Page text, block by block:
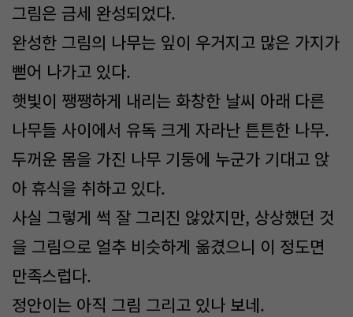
그림은 금세 완성되었다.
완성한 그림의 나무는 잎이 우거지고 많은 가지가
뻗어 나가고 있다.
햇빛이 쨍쨍하게 내리는 화창한 날씨 아래 다른
나무들 사이에서 유독 크게 자라난 튼튼한 나무.
두꺼운 몸을 가진 나무 기둥에 누군가 기대고 앉
아 휴식을 취하고 있다.
사실 그렇게 썩 잘 그리진 않았지만, 상상했던 것
을 그림으로 얼추 비슷하게 옮겼으니 이 정도면
만족스럽다.
정안이는 아직 그림 그리고 있나 보네.